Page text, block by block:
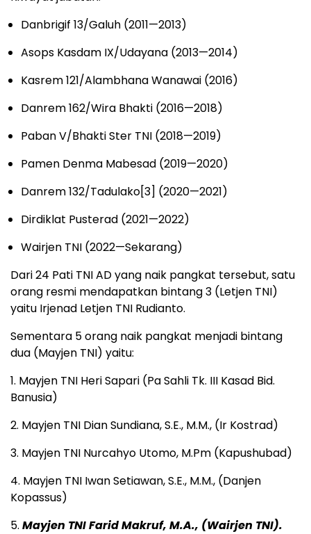
Danbrigif 13/Galuh (2011—2013)
Asops Kasdam IX/Udayana (2013—2014)
Kasrem 121/Alambhana Wanawai (2016)
Danrem 162/Wira Bhakti (2016—2018)
Paban V/Bhakti Ster TNI (2018—2019)
Pamen Denma Mabesad (2019—2020)
Danrem 132/Tadulako[3] (2020—2021)
Dirdiklat Pusterad (2021—2022)
Wairjen TNI (2022—Sekarang)
Dari 24 Pati TNI AD yang naik pangkat tersebut, satu
orang resmi mendapatkan bintang 3 (Letjen TNI)
yaitu Irjenad Letjen TNI Rudianto.
Sementara 5 orang naik pangkat menjadi bintang
dua (Mayjen TNI) yaitu:
1. Mayjen TNI Heri Sapari (Pa Sahli Tk. III Kasad Bid.
Banusia)
2. Mayjen TNI Dian Sundiana, S.E., M.M., (Ir Kostrad)
3. Mayjen TNI Nurcahyo Utomo, M.Pm (Kapushubad)
4. Mayjen TNI Iwan Setiawan, S.E., M.M., (Danjen
Kopassus)
5. Mayjen TNI Farid Makruf, M.A., (Wairjen TNI).